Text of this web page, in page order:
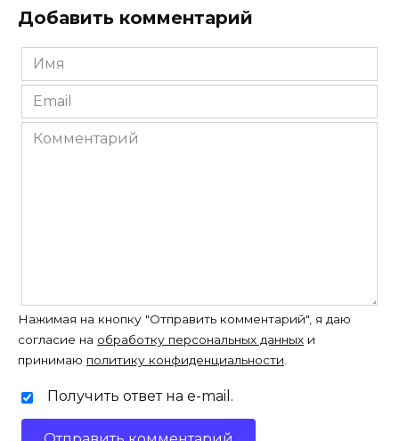
Добавить комментарий
Имя
*
Email
*
Комментарий
Нажимая на кнопку "Отправить комментарий", я даю
согласие на обработку персональных данных и
принимаю политику конфиденциальности.
Получить ответ на e-mail.